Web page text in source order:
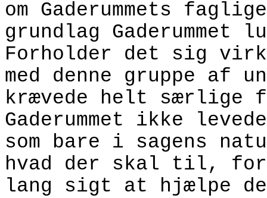
om Gaderummets
grundlag Gaderummet
Forholder det sig
med denne gruppe af
krævede helt særlige
Gaderummet ikke
som bare i sagens
hvad der skal til, for
lang sigt at hjælpe